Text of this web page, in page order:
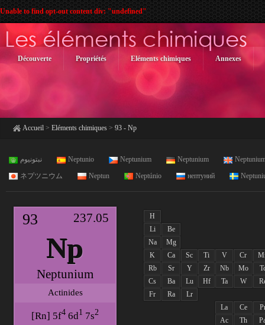
Unable to find opt-out content div: "undefined"
Découverte Propriétés Eléments chimiques Annexes
Accueil > Eléments chimiques > 93 - Np
نبتونيوم Neptunio Neptunium Neptunium
ネプツニウム
Neptun Neptúnio нептуний
237.05
93
Np
Neptunium
Actinides
[Rn] 5f4 6d1 7s2
H
Li
Be
Na
Mg
K
Ca Sc Ti V Cr
Rb
Sr Y Zr Nb Mo
Cs
Ba Lu Hf Ta W
Fr
Ra
Lr
La
Ce
Ac
Th